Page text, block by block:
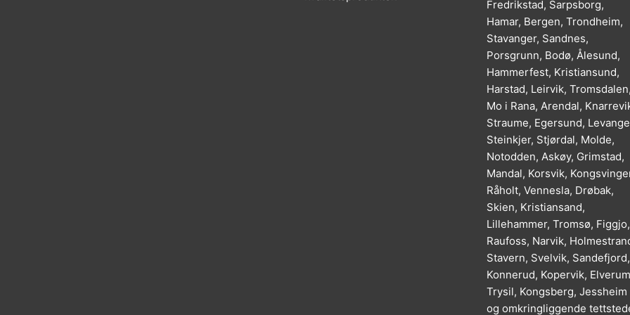
Fredrikstad, Sarpsborg,
Hamar, Bergen, Trondheim,
Stavanger, Sandnes,
Porsgrunn, Bodø, Ålesund,
Hammerfest, Kristiansund,
Harstad, Leirvik, Tromsdalen,
Mo i Rana, Arendal,
Straume, Egersund,
Steinkjer, Stjørdal, Molde,
Notodden, Askøy, Grimstad,
Mandal, Korsvik,
Råholt, Vennesla, Drøbak,
Skien, Kristiansand,
Lillehammer, Tromsø, Figgjo,
Raufoss, Narvik,
Stavern, Svelvik, Sandefjord,
Konnerud, Kopervik,
Trysil, Kongsberg, Jessheim
og omkringliggende